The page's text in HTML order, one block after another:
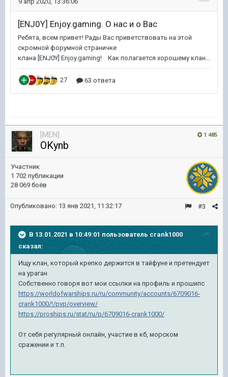
1 485
[MEN]
OKynb
Участник
1 702 публикации
28 069 боёв
#3
Опубликовано: 13 янв 2021, 11:32:17
В 13.01.2021 в 10:49:01 пользователь crank1000
сказал:
Ищу клан, который крепко держится в тайфуне и претендует
на ураган
Собственно говоря вот мои ссылки на профиль и прошипс
https://worldofwarships.ru/ru/community/accounts/6709016-
crank1000/!/pvp/overview/
https://proships.ru/stat/ru/p/6709016-crank1000/
От себя регулярный онлайн, участие в кб, морском
сражении и т.п.